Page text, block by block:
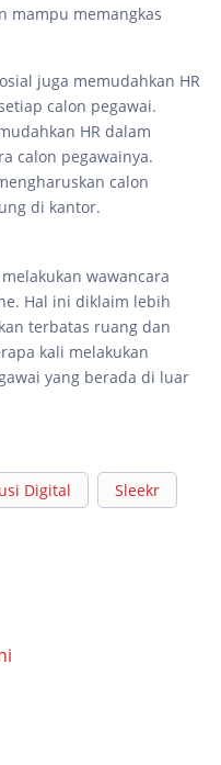
mampu memangkas
juga memudahkan HR
calon pegawai.
HR dalam
calon pegawainya.
calon
di kantor.
wawancara
Hal ini diklaim lebih
terbatas ruang dan
kali melakukan
yang berada di luar
Digital Sleekr